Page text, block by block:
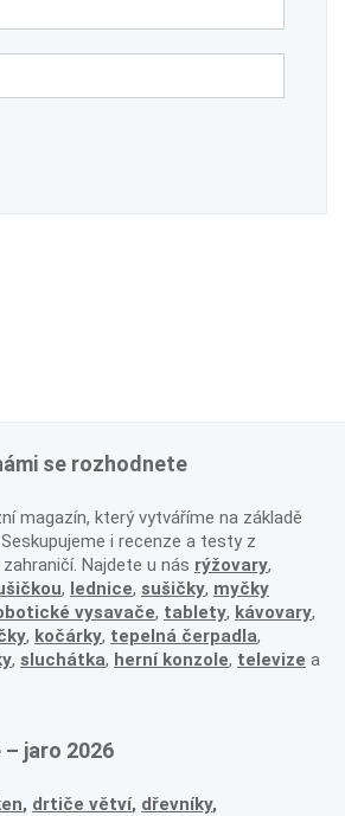
se rozhodnete
magazín, který vytváříme na základě
i recenze a testy z
Najdete u nás rýžovary,
, lednice, sušičky, myčky
vysavače, tablety, kávovary,
, kočárky, tepelná čerpadla,
, sluchátka, herní konzole, televize a
jaro 2026
, drtiče větví, dřevníky,